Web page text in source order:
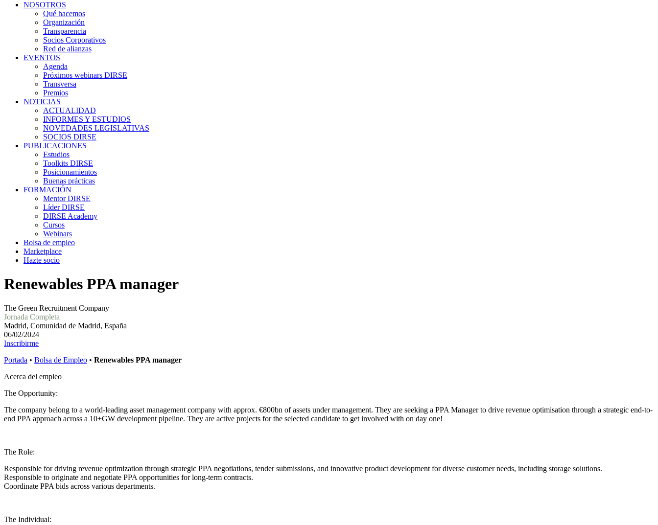
NOSOTROS
Qué hacemos
Organización
Transparencia
Socios Corporativos
Red de alianzas
EVENTOS
Agenda
Próximos webinars DIRSE
Transversa
Premios
NOTICIAS
ACTUALIDAD
INFORMES Y ESTUDIOS
NOVEDADES LEGISLATIVAS
SOCIOS DIRSE
PUBLICACIONES
Estudios
Toolkits DIRSE
Posicionamientos
Buenas prácticas
FORMACIÓN
Mentor DIRSE
Líder DIRSE
DIRSE Academy
Cursos
Webinars
Bolsa de empleo
Marketplace
Hazte socio
Renewables PPA manager
The Green Recruitment Company
Jornada Completa
Madrid, Comunidad de Madrid, España
06/02/2024
Inscribirme
Portada • Bolsa de Empleo • Renewables PPA manager
Acerca del empleo
The Opportunity:
The company belong to a world-leading asset management company with approx. €800bn of assets under management. They are seeking a PPA Manager to drive revenue optimisation through a strategic end-to-
end PPA approach across a 10+GW development pipeline. They are active projects for the selected candidate to get involved with on day one!
The Role:
Responsible for driving revenue optimization through strategic PPA negotiations, tender submissions, and innovative product development for diverse customer needs, including storage solutions.
Responsible to originate and negotiate PPA opportunities for long-term contracts.
Coordinate PPA bids across various departments.
The Individual: